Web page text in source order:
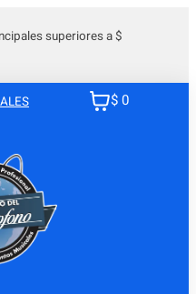
superiores a $
$ 0